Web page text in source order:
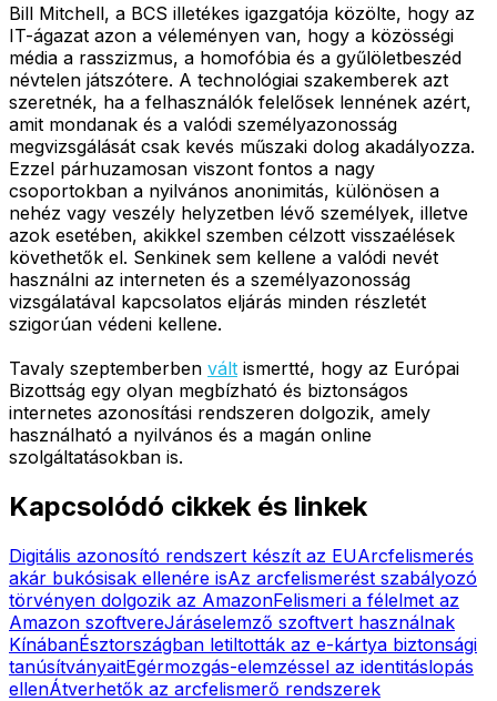
Bill Mitchell, a BCS illetékes igazgatója közölte, hogy az
IT-ágazat azon a véleményen van, hogy a közösségi
média a rasszizmus, a homofóbia és a gyűlöletbeszéd
névtelen játszótere. A technológiai szakemberek azt
szeretnék, ha a felhasználók felelősek lennének azért,
amit mondanak és a valódi személyazonosság
megvizsgálását csak kevés műszaki dolog akadályozza.
Ezzel párhuzamosan viszont fontos a nagy
csoportokban a nyilvános anonimitás, különösen a
nehéz vagy veszély helyzetben lévő személyek, illetve
azok esetében, akikkel szemben célzott visszaélések
követhetők el. Senkinek sem kellene a valódi nevét
használni az interneten és a személyazonosság
vizsgálatával kapcsolatos eljárás minden részletét
szigorúan védeni kellene.
Tavaly szeptemberben vált ismertté, hogy az Európai
Bizottság egy olyan megbízható és biztonságos
internetes azonosítási rendszeren dolgozik, amely
használható a nyilvános és a magán online
szolgáltatásokban is.
Kapcsolódó cikkek és linkek
Digitális azonosító rendszert készít az EUArcfelismerés
akár bukósisak ellenére isAz arcfelismerést szabályozó
törvényen dolgozik az AmazonFelismeri a félelmet az
Amazon szoftvereJáráselemző szoftvert használnak
KínábanÉsztországban letiltották az e-kártya biztonsági
tanúsítványaitEgérmozgás-elemzéssel az identitáslopás
ellenÁtverhetők az arcfelismerő rendszerek